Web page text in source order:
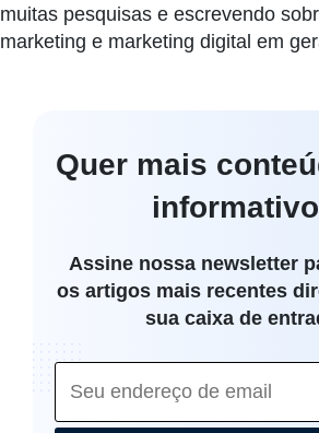
muitas pesquisas e escrevendo
marketing e marketing digital em
Quer mais
Assine nossa newsletter
os artigos mais recentes
sua caixa de